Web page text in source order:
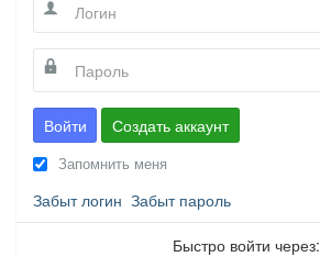
Войти Создать аккаунт
Запомнить меня
Забыт логин Забыт пароль
Быстро войти через: